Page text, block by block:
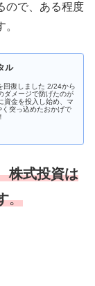
ので、ある程度
ル
回復しました 2/24から
ダメージで防げたのが
資金を投入し始め、マ
突っ込めたおかげで
株式投資は
。